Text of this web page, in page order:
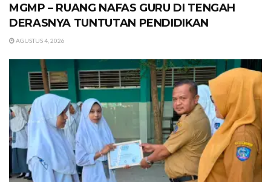
MGMP – RUANG NAFAS GURU DI TENGAH
DERASNYA TUNTUTAN PENDIDIKAN
AGUSTUS 4, 2026